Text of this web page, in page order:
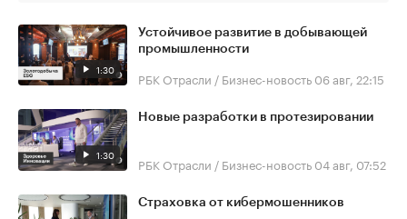
1:30
Устойчивое развитие в добывающей
промышленности
РБК Отрасли / Бизнес-новость 06 авг, 22:15
1:30
Новые разработки в протезировании
РБК Отрасли / Бизнес-новость 04 авг, 07:52
Страховка от кибермошенников